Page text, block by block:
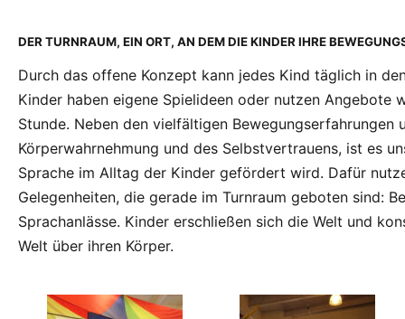
DER TURNRAUM, EIN ORT, AN DEM DIE KINDER IHRE
Durch das offene Konzept kann jedes Kind täglich in
Kinder haben eigene Spielideen oder nutzen Angebote
Stunde. Neben den vielfältigen Bewegungserfahrungen
Körperwahrnehmung und des Selbstvertrauens, ist es
Sprache im Alltag der Kinder gefördert wird. Dafür
Gelegenheiten, die gerade im Turnraum geboten sind:
Sprachanlässe. Kinder erschließen sich die Welt und
Welt über ihren Körper.